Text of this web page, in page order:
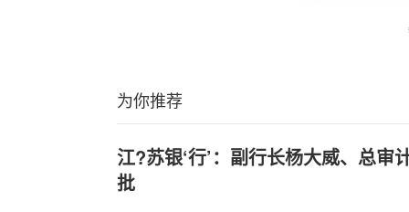
为你推荐
江?苏银‘行’：副行长杨大威、总审
批